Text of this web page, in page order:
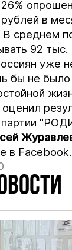
в
В среднем
92
уже
бы не было
в Facebook.